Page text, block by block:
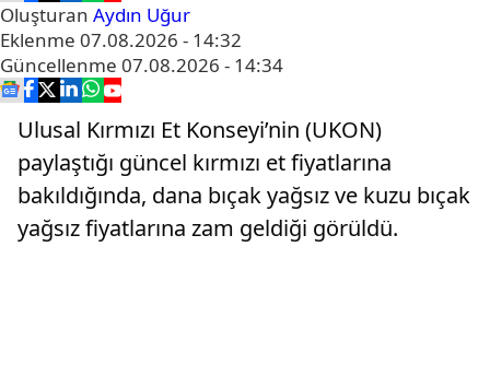
Oluşturan Aydın Uğur
Eklenme 07.08.2026 - 14:32
Güncellenme 07.08.2026 - 14:34
Ulusal Kırmızı Et Konseyi’nin (UKON)
paylaştığı güncel kırmızı et fiyatlarına
bakıldığında, dana bıçak yağsız ve kuzu bıçak
yağsız fiyatlarına zam geldiği görüldü.